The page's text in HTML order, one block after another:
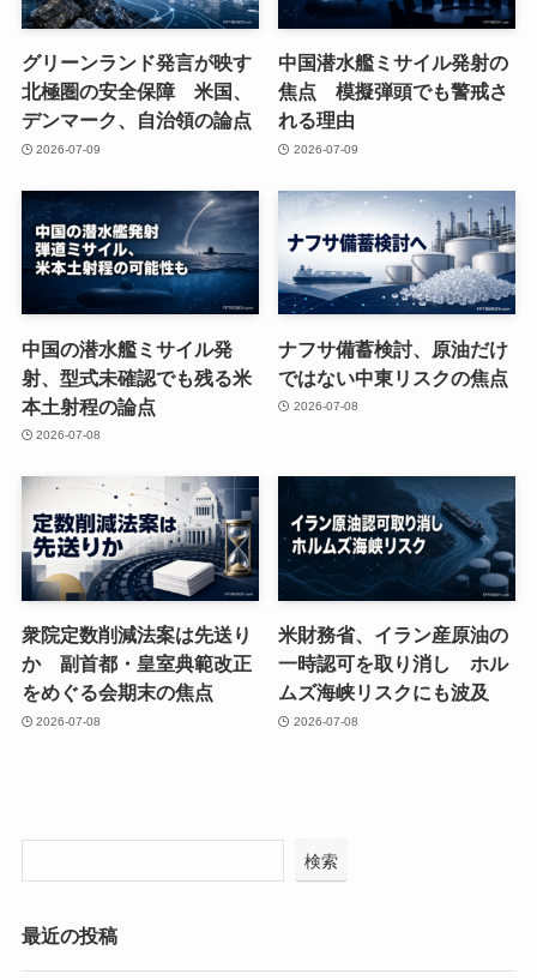
グリーンランド発言が映す
北極圏の安全保障 米国、
デンマーク、自治領の論点
2026-07-09
中国潜水艦ミサイル発射の
焦点 模擬弾頭でも警戒さ
れる理由
2026-07-09
中国の潜水艦ミサイル発
射、型式未確認でも残る米
本土射程の論点
2026-07-08
ナフサ備蓄検討、原油だけ
ではない中東リスクの焦点
2026-07-08
衆院定数削減法案は先送り
か 副首都・皇室典範改正
をめぐる会期末の焦点
2026-07-08
米財務省、イラン産原油の
一時認可を取り消し ホル
ムズ海峡リスクにも波及
2026-07-08
検索
最近の投稿